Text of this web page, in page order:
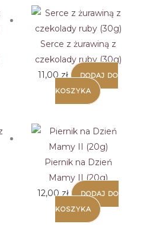
Serce z żurawiną z
czekolady ruby (30g)
11,00 zł
DODAJ DO
KOSZYKA
Piernik na Dzień
Mamy II (20g)
12,00 zł
DODAJ DO
KOSZYKA